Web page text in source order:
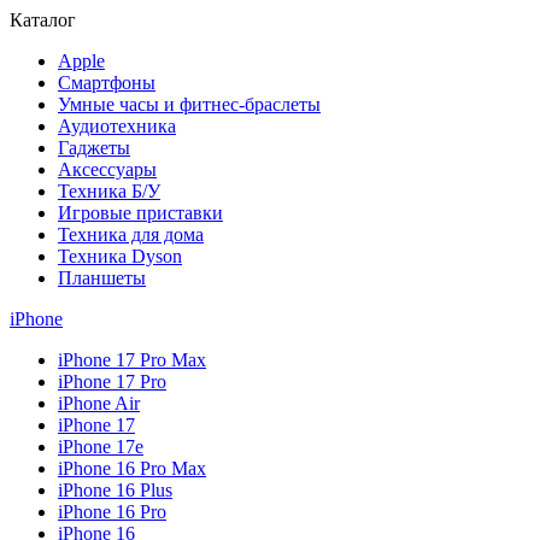
Каталог
Apple
Смартфоны
Умные часы и фитнес-браслеты
Аудиотехника
Гаджеты
Аксессуары
Техника Б/У
Игровые приставки
Техника для дома
Техника Dyson
Планшеты
iPhone
iPhone 17 Pro Max
iPhone 17 Pro
iPhone Air
iPhone 17
iPhone 17e
iPhone 16 Pro Max
iPhone 16 Plus
iPhone 16 Pro
iPhone 16